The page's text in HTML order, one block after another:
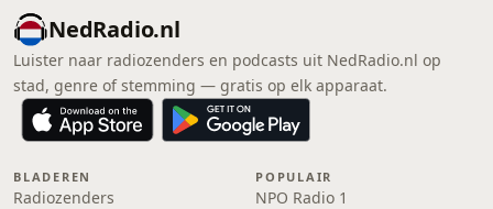
NedRadio.nl
Luister naar radiozenders en podcasts uit NedRadio.nl op
stad, genre of stemming — gratis op elk apparaat.
BLADEREN
Radiozenders
POPULAIR
NPO Radio 1